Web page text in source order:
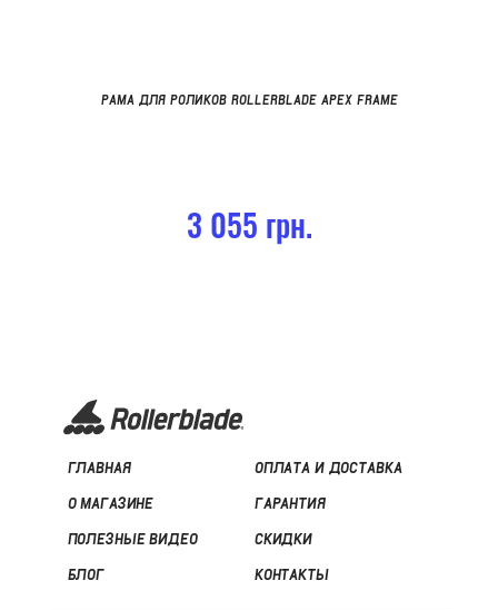
РАМА ДЛЯ РОЛИКОВ ROLLERBLADE APEX FRAME
3 055 грн.
ГЛАВНАЯ
О МАГАЗИНЕ
ПОЛЕЗНЫЕ ВИДЕО
БЛОГ
ОПЛАТА И ДОСТАВКА
ГАРАНТИЯ
СКИДКИ
КОНТАКТЫ